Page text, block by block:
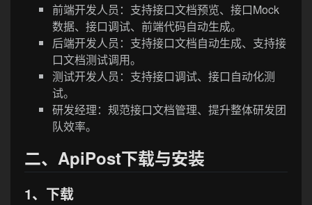
前端开发人员：支持接口文档预览、接口Mock
数据、接口调试、前端代码自动生成。
后端开发人员：支持接口文档自动生成、支持接
口文档测试调用。
测试开发人员：支持接口调试、接口自动化测
试。
研发经理：规范接口文档管理、提升整体研发团
队效率。
二、ApiPost下载与安装
1、下载